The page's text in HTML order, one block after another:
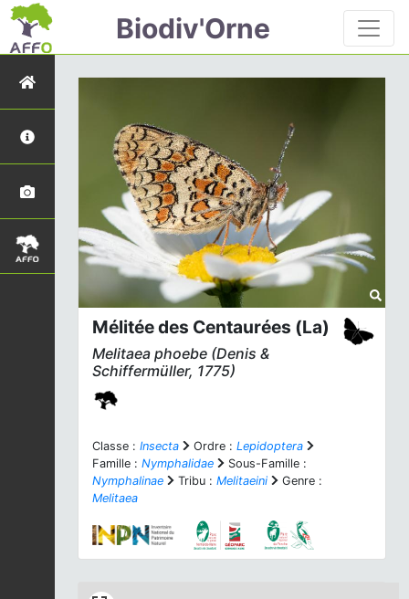
Biodiv'Orne
Mélitée des Centaurées (La)
Melitaea phoebe (Denis &
Schiffermüller, 1775)
Classe : Insecta Ordre : Lepidoptera
Famille : Nymphalidae
Sous-Famille :
Nymphalinae
Tribu : Melitaeini
Genre :
Melitaea